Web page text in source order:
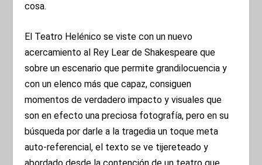
cosa.
El Teatro Helénico se viste con un nuevo
acercamiento al Rey Lear de Shakespeare que
sobre un escenario que permite grandilocuencia y
con un elenco más que capaz, consiguen
momentos de verdadero impacto y visuales que
son en efecto una preciosa fotografía, pero en su
búsqueda por darle a la tragedia un toque meta
auto-referencial, el texto se ve tijereteado y